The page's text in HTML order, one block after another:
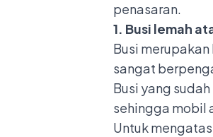
penasaran.
1. Busi lemah
Busi
sangat
Busi yang
sehingga mobil
Untuk